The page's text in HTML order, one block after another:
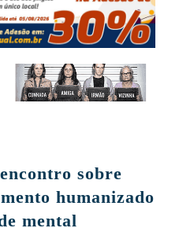
sobre
humanizado
mental